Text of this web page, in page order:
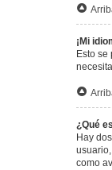
¡Mi
Esto
¿Qué
Hay
como